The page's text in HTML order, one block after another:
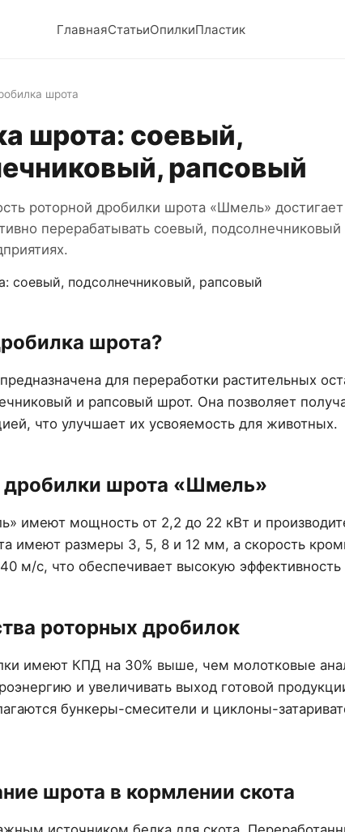
ГлавнаяСтатьиОпилкиПластик
шрота
шрота: соевый,
рапсовый
роторной дробилки шрота «Шмель»
перерабатывать соевый,
шрота?
для переработки растительных
и рапсовый шрот. Она позволяет
что улучшает их усвояемость для животных.
шрота «Шмель»
имеют мощность от 2,2 до 22 кВт и
имеют размеры 3, 5, 8 и 12 мм, а скорость
м/с, что обеспечивает высокую
роторных дробилок
имеют КПД на 30% выше, чем молотковые
и увеличивать выход готовой
бункеры-смесители и циклоны-
шрота в кормлении скота